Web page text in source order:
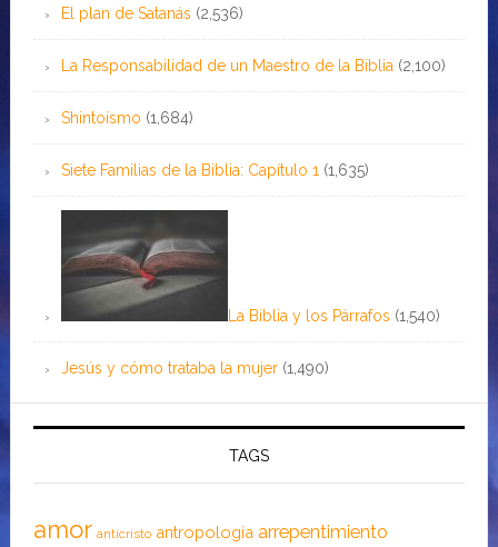
El plan de Satanás (2,536)
La Responsabilidad de un Maestro de la Biblia (2,100)
Shintoísmo (1,684)
Siete Familias de la Biblia: Capítulo 1 (1,635)
La Biblia y los Párrafos (1,540)
Jesús y cómo trataba la mujer (1,490)
TAGS
amor anticristo antropología arrepentimiento